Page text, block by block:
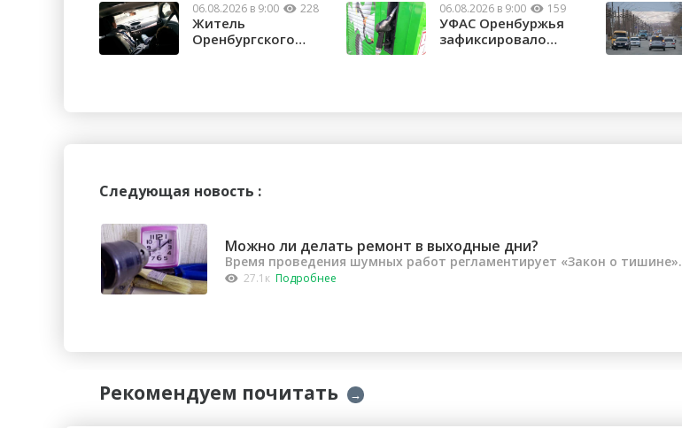
06.08.2026 в 9:00 228
Житель
Оренбургского
06.08.2026 в 9:00 159
УФАС Оренбуржья
зафиксировало
Следующая новость :
Можно ли делать ремонт в выходные дни?
Время проведения шумных работ регламентирует «Закон о тишине».
27.1к Подробнее
Рекомендуем почитать →